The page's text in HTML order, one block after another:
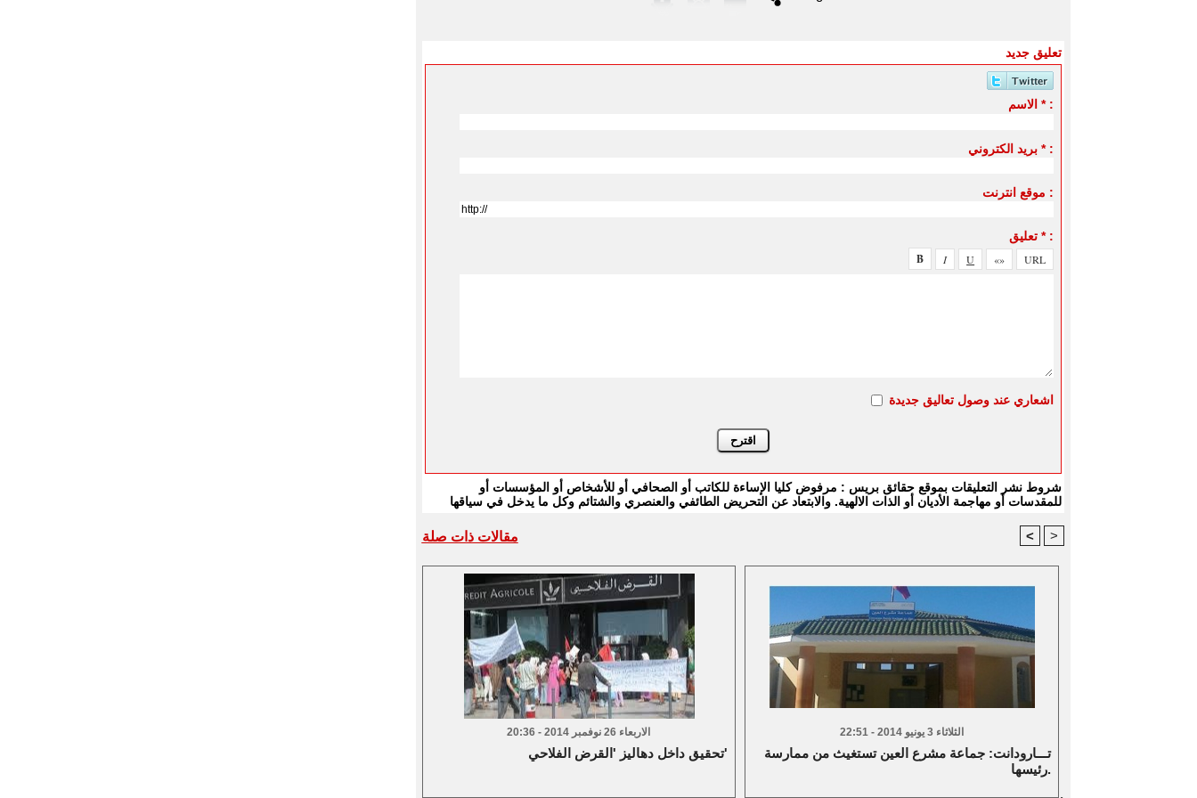
تعليق جديد
الاسم * :
بريد الكتروني * :
موقع انترنت :
تعليق * :
اشعاري عند وصول تعاليق جديدة
شروط نشر التعليقات بموقع حقائق بريس : مرفوض كليا الإساءة للكاتب أو الصحافي أو للأشخاص أو المؤسسات أو
للمقدسات أو مهاجمة الأديان أو الذات الالهية. والابتعاد عن التحريض الطائفي والعنصري والشتائم وكل ما يدخل في سياقها
مقالات ذات صلة < >
الاربعاء 26 نوفمبر 2014 - 20:36
تحقيق داخل دهاليز 'القرض الفلاحي'
الثلاثاء 3 يونيو 2014 - 22:51
تـــارودانت: جماعة مشرع العين تستغيث من ممارسة
رئيسها.